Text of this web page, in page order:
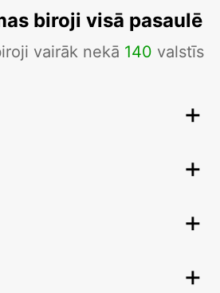
biroji visā pasaulē
vairāk nekā 140 valstīs